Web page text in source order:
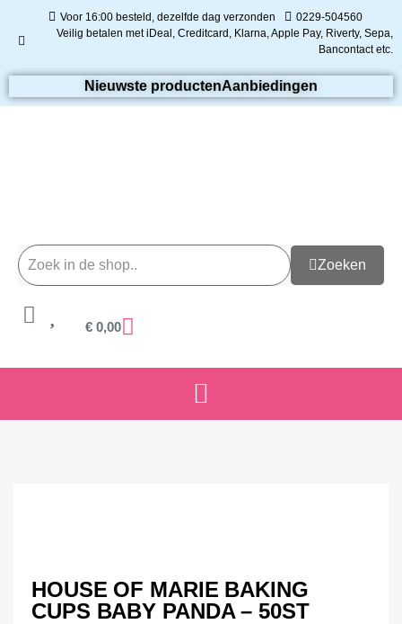
Voor 16:00 besteld, dezelfde dag verzonden
0229-504560
Veilig betalen met iDeal, Creditcard, Klarna, Apple Pay, Riverty, Sepa,
Bancontact etc.
Nieuwste productenAanbiedingen
Zoeken
€ 0,00
HOUSE OF MARIE BAKING
CUPS BABY PANDA – 50ST